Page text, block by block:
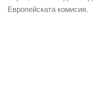
Европейската комисия.